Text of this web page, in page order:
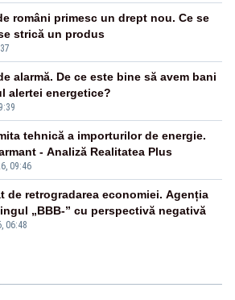
români primesc un drept nou. Ce se
strică un produs
alarmă. De ce este bine să avem bani
alertei energetice?
09:46
tehnică a importurilor de energie.
- Analiză Realitatea Plus
06:48
de retrogradarea economiei. Agenția
„BBB-” cu perspectivă negativă